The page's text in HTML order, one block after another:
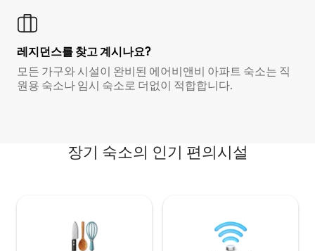
레지던스를 찾고 계시나요?
모든 가구와 시설이 완비된 에어비앤비 아파트 숙소는 직
원용 숙소나 임시 숙소로 더없이 적합합니다.
장기 숙소의 인기 편의시설